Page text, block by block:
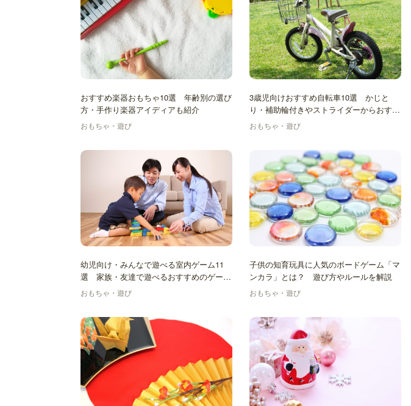
おすすめ楽器おもちゃ10選 年齢別の選び
方・手作り楽器アイディアも紹介
おもちゃ・遊び
3歳児向けおすすめ自転車10選 かじと
り・補助輪付きやストライダーからおすす
めを紹介！
おもちゃ・遊び
幼児向け・みんなで遊べる室内ゲーム11
選 家族・友達で遊べるおすすめのゲーム
を大特集！
おもちゃ・遊び
子供の知育玩具に人気のボードゲーム「マ
ンカラ」とは？ 遊び方やルールを解説
おもちゃ・遊び